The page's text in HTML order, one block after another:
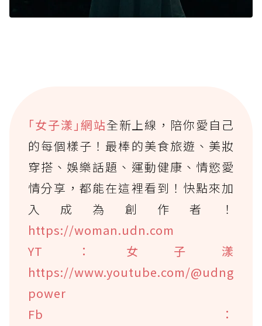
｢女子漾｣網站全新上線，陪你愛自己
的每個樣子！最棒的美食旅遊、美妝
穿搭、娛樂話題、運動健康、情慾愛
情分享，都能在這裡看到！快點來加
入成為創作者！
https://woman.udn.com
YT：女子漾
https://www.youtube.com/@udng
power
Fb：